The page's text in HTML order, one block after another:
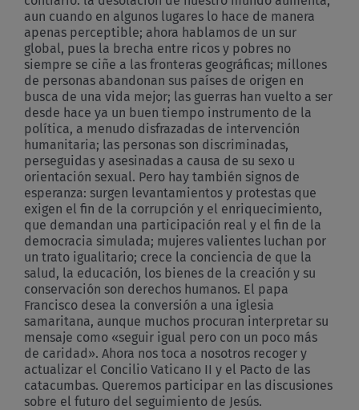
aun cuando en algunos lugares lo hace de manera
apenas perceptible; ahora hablamos de un sur
global, pues la brecha entre ricos y pobres no
siempre se ciñe a las fronteras geográficas; millones
de personas abandonan sus países de origen en
busca de una vida mejor; las guerras han vuelto a ser
desde hace ya un buen tiempo instrumento de la
política, a menudo disfrazadas de intervención
humanitaria; las personas son discriminadas,
perseguidas y asesinadas a causa de su sexo u
orientación sexual. Pero hay también signos de
esperanza: surgen levantamientos y protestas que
exigen el fin de la corrupción y el enriquecimiento,
que demandan una participación real y el fin de la
democracia simulada; mujeres valientes luchan por
un trato igualitario; crece la conciencia de que la
salud, la educación, los bienes de la creación y su
conservación son derechos humanos. El papa
Francisco desea la conversión a una iglesia
samaritana, aunque muchos procuran interpretar su
mensaje como «seguir igual pero con un poco más
de caridad». Ahora nos toca a nosotros recoger y
actualizar el Concilio Vaticano II y el Pacto de las
catacumbas. Queremos participar en las discusiones
sobre el futuro del seguimiento de Jesús.